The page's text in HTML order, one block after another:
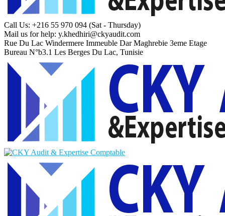
Call Us: +216 55 970 094 (Sat - Thursday)
Mail us for help: y.khedhiri@ckyaudit.com
Rue Du Lac Windermere Immeuble Dar Maghrebie 3eme Etage
Bureau N°b3.1 Les Berges Du Lac, Tunisie